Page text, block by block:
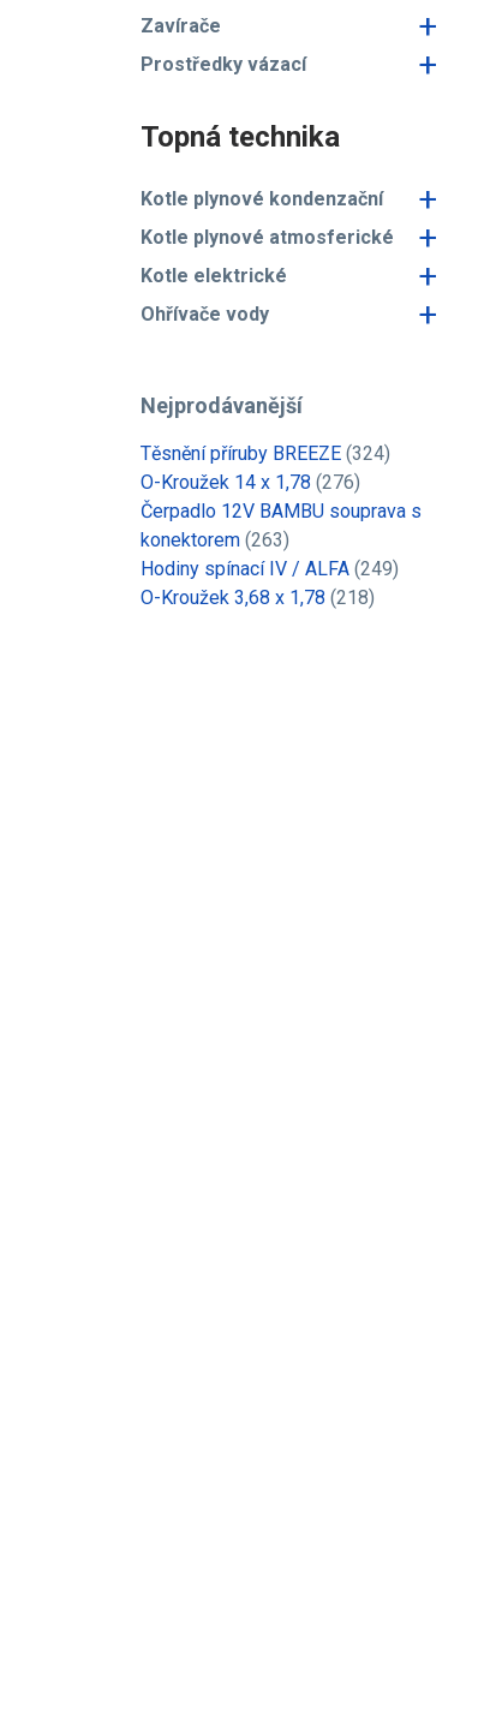
Zavírače +
Prostředky vázací +
Topná technika
Kotle plynové kondenzační +
Kotle plynové atmosferické +
Kotle elektrické +
Ohřívače vody +
Nejprodávanější
Těsnění příruby BREEZE (324)
O-Kroužek 14 x 1,78 (276)
Čerpadlo 12V BAMBU souprava s
konektorem (263)
Hodiny spínací IV / ALFA (249)
O-Kroužek 3,68 x 1,78 (218)